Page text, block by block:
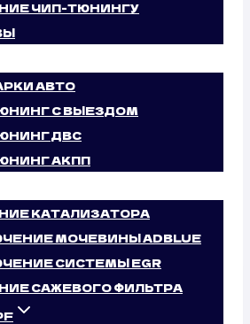
ЧИП-ТЮНИНГУ
АВТО
С ВЫЕЗДОМ
ДВС
АКПП
КАТАЛИЗАТОРА
МОЧЕВИНЫ ADBLUE
СИСТЕМЫ EGR
САЖЕВОГО ФИЛЬТРА
(E83)
Л.С.)
вихревых заслонок